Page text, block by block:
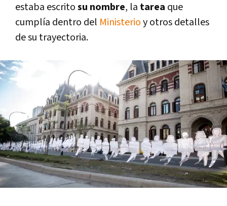
estaba escritosu nombre, la tarea que
cumplí­a dentro del Ministerioy otros detalles
de su trayectoria.